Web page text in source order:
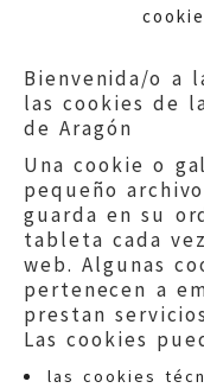
Bienvenida/o a
las cookies de
de Aragón
Una cookie o
pequeño
guarda en su
tableta cada
web. Algunas
pertenecen a
prestan
Las cookies
las cookies